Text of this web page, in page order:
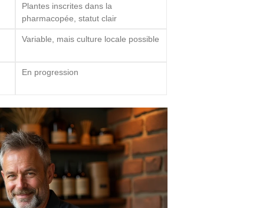
Plantes inscrites dans la
pharmacopée, statut clair
Variable, mais culture locale possible
En progression